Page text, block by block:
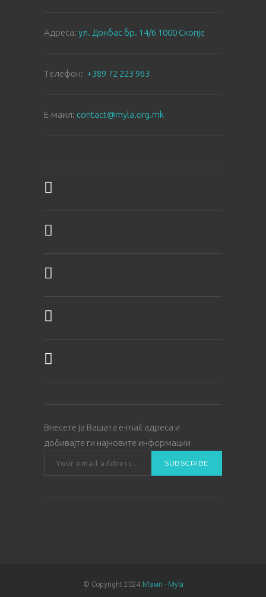
Aдреса: ул. Донбас бр. 14/6 1000 Скопје
Tелефон: +389 72 223 963
E-маил: contact@myla.org.mk
Внесете ја Вашата е-mail адреса и
добивајте ги најновите информации
© Copyright 2024 Мзмп - Myla